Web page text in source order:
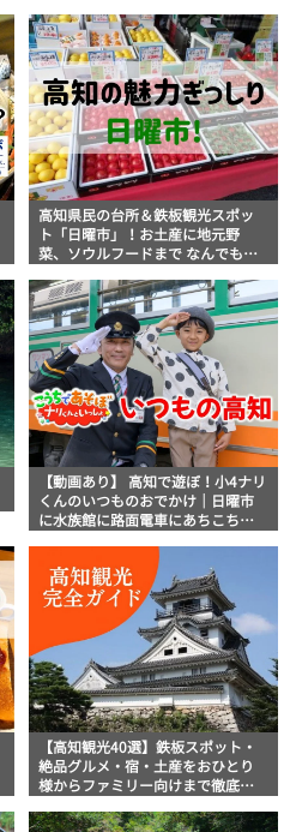
高知県民の台所＆鉄板観光スポッ
ト「日曜市」！お土産に地元野
菜、ソウルフードまで なんでもそ
説！
【動画あり】 高知で遊ぼ！小4ナリ
くんのいつものおでかけ｜日曜市
に水族館に路面電車にあちこち巡
【高知観光40選】鉄板スポット・
絶品グルメ・宿・土産をおひとり
様からファミリー向けまで徹底解